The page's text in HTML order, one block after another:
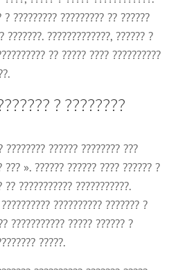
? ????????? ????????? ?? ??????
???????. ?????????????, ?????? ?
?? ????? ???? ??????????
? ????????
???????? ?????? ???????? ???
??? ». ?????? ?????? ???? ?????? ?
??????????? ???????????.
?????????? ??????? ?
??????????? ????? ?????? ?
?????.